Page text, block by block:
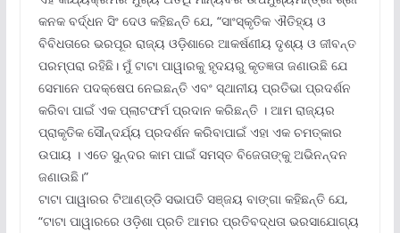
କନକ ବର୍ଦ୍ଧନ ସିଂ ଦେଓ କହିଛନ୍ତି ଯେ, “ସାଂସ୍କୃତିକ ଐତିହ୍ୟ ଓ
ବିବିଧତାରେ ଭରପୂର ରାଜ୍ୟ ଓଡ଼ିଶାରେ ଆକର୍ଷଣୀୟ ଦୃଶ୍ୟ ଓ ଜୀବନ୍ତ
ପରମ୍ପରା ରହିଛି। ମୁଁ ଟାଟା ପାୱାରକୁ ହୃଦୟରୁ କୃତଜ୍ଞତା ଜଣାଉଛି ଯେ
ସେମାନେ ପଦକ୍ଷେପ ନେଇଛନ୍ତି ଏବଂ ସ୍ଥାନୀୟ ପ୍ରତିଭା ପ୍ରଦର୍ଶନ
କରିବା ପାଇଁ ଏକ ପ୍ଲାଟଫର୍ମ ପ୍ରଦାନ କରିଛନ୍ତି । ଆମ ରାଜ୍ୟର
ପ୍ରାକୃତିକ ସୌନ୍ଦର୍ଯ୍ୟ ପ୍ରଦର୍ଶନ କରିବାପାଇଁ ଏହା ଏକ ଚମତ୍କାର
ଉପାୟ । ଏତେ ସୁନ୍ଦର କାମ ପାଇଁ ସମସ୍ତ ବିଜେତାଙ୍କୁ ଅଭିନନ୍ଦନ
ଜଣାଉଛି।”
ଟାଟା ପାୱାରର ଟିଆଣ୍ଡ୍‌ଡି ସଭାପତି ସଞ୍ଜୟ ବାଙ୍ଗା କହିଛନ୍ତି ଯେ,
“ଟାଟା ପାୱାରରେ ଓଡ଼ିଶା ପ୍ରତି ଆମର ପ୍ରତିବଦ୍ଧତା ଭରସାଯୋଗ୍ୟ